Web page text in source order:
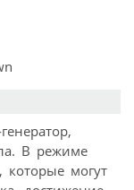
В режиме
которые могут